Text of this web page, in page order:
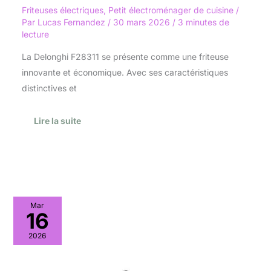
Friteuses électriques, Petit électroménager de cuisine/
Par Lucas Fernandez / 30 mars 2026 / 3 minutes de
lecture
La Delonghi F28311 se présente comme une friteuse
innovante et économique. Avec ses caractéristiques
distinctives et
Lire la suite
Mar
16
2026
Test
de
la
friteuse
Tefal